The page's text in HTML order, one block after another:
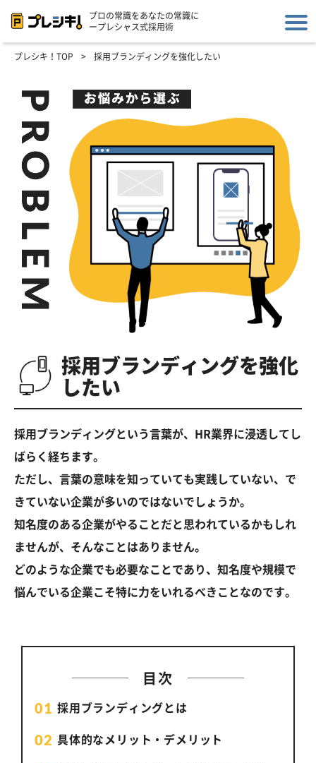
プロの常識をあなたの常識に
ープレシャス式採用術
プレシキ！TOP > 採用ブランディングを強化したい
採用ブランディングを強化
したい
採用ブランディングという言葉が、HR業界に浸透してし
ばらく経ちます。
ただし、言葉の意味を知っていても実践していない、で
きていない企業が多いのではないでしょうか。
知名度のある企業がやることだと思われているかもしれ
ませんが、そんなことはありません。
どのような企業でも必要なことであり、知名度や規模で
悩んでいる企業こそ特に力をいれるべきことなのです。
目次
採用ブランディングとは
具体的なメリット・デメリット